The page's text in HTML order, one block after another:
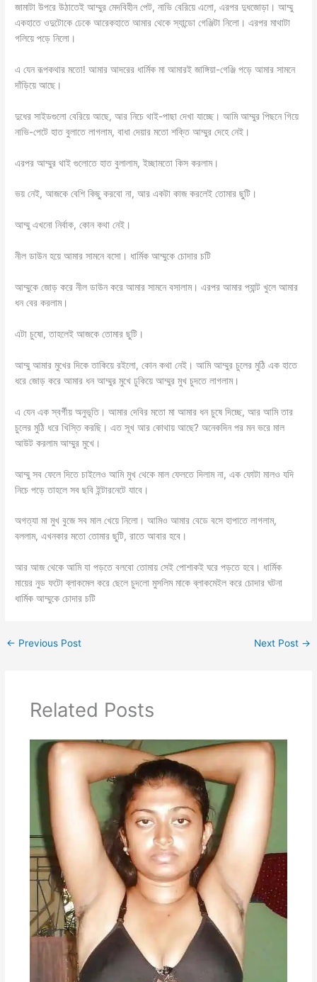
জামাটা উপরে উঠাতেই আম্মুর মেদবিহীন পেট, নাভি বেরিয়ে এলো, এরপর দুধজোড়া। আম্মু
একহাতে ওদুটোকে ঢেকে আরেকহাতে আমার থেকে স্যান্ডো গেঞ্জিটা নিলো। এরপর মাথাটা
গলিয়ে পড়ে নিলো।
এ যেন রূপকথার মতো! আমার আদরের ধার্মিক মা আমারই জাঙ্গিয়া-গেঞ্জি পড়ে আমার সামনে
দাঁড়িয়ে আছে।
দুধের সাইডগুলো বেরিয়ে আছে, আর নিচে থাই-পাছা দেখা যাচ্ছে। আমি আম্মুর পিছনে গিয়ে
নাভি-পেটে হাত বুলাতে লাগলাম, বাধা দেয়ার মতো শক্তি আম্মুর দেহে নেই।
এরপর আম্মুর থাই গুলোতে হাত বুলালাম, ইচ্ছামতো কিস করলাম।
ভয় নেই, আজকে বেশি কিছু করবো না, আর একটা কাজ করলেই তোমার ছুটি।
আম্মু এখনো নির্বাক, কোন কথা নেই।
নীল ডাউন হয়ে আমার সামনে বসো। ধার্মিক আম্মুকে চোদার চটি
আম্মুকে জোড় করে নীল ডাউন করে আমার সামনে বসালাম। এরপর আমার প্যান্ট খুলে আমার
ধন বের করলাম।
এটা চুষো, তাহলেই আজকে তোমার ছুটি।
আম্মু আমার মুখের দিকে তাকিয়ে রইলো, কোন কথা নেই। আমি আম্মুর চুলের মুঠি এক হাতে
ধরে জোড় করে আমার ধন আম্মুর মুখে ঢুকিয়ে আম্মুর মুখ চুদতে লাগলাম।
এ যেন এক স্বর্গীয় অনুভূতি। আমার দেবির মতো মা আমার ধন চুষে দিচ্ছে, আর আমি তার
চুলের মুঠি ধরে খিস্তি করছি। এত সূখ আর কোথায় আছে? অনেকদিন পর মন ভরে মাল
আউট করলাম আম্মুর মুখে।
আম্মু সব ফেলে দিতে চাইলেও আমি মুখ থেকে মাল ফেলতে দিলাম না, এক ফোটা মালও যদি
নিচে পড়ে তাহলে সব ছবি ইন্টারনেটে যাবে।
অগত্যা মা মুখ বুজে সব মাল খেয়ে নিলো। আমিও আমার বেডে বসে হাপাতে লাগলাম,
বললাম, এখনকার মতো তোমার ছুটি, রাতে আবার হবে।
আর আজ থেকে আমি যা পড়তে বলবো তোমায় সেই পোশাকই ঘরে পড়তে হবে। ধার্মিক
মায়ের নুড ফটো ব্লাকমেল করে ছেলে চুদলো মুসলিম মাকে ব্লাকমেইল করে চোদার ঘটনা
ধার্মিক আম্মুকে চোদার চটি
← Previous Post Next Post →
Related Posts